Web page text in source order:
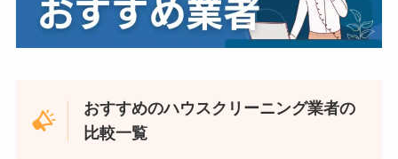
おすすめのハウスクリーニング業者の
比較一覧